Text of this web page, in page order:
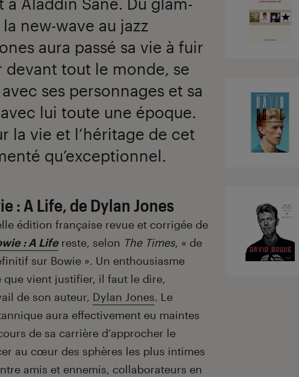
new-wave au jazz
aura passé sa vie à fuir
devant tout le monde, se
ses personnages et sa
lui toute une époque.
la vie et l’héritage de cet
qu’exceptionnel.
: A Life, de Dylan Jones
édition française revue et corrigée de
: A Lifereste, selon The Times, « de
sur Bowie ». Un enthousiasme
que vient justifier, il faut le dire,
de son auteur, Dylan Jones. Le
aura effectivement eu maintes
de sa carrière d’approcher le
au cœur des sphères les plus intimes
amis et ennemis, collaborateurs en